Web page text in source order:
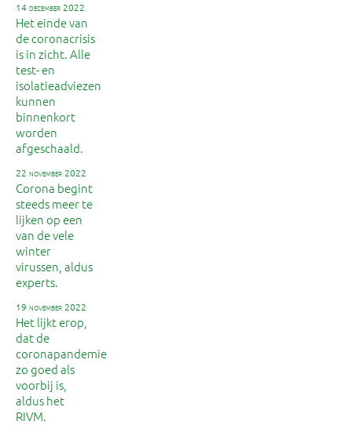
14 december 2022
Het einde van
de coronacrisis
is in zicht. Alle
test- en
isolatieadviezen
kunnen
binnenkort
worden
afgeschaald.
22 november 2022
Corona begint
steeds meer te
lijken op een
van de vele
winter
virussen, aldus
experts.
19 november 2022
Het lijkt erop,
dat de
coronapandemie
zo goed als
voorbij is,
aldus het
RIVM.